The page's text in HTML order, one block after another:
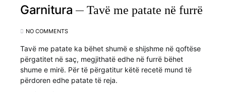
Garnitura Tavë me patate në furrë
NO COMMENTS
Tavë me patate ka bëhet shumë e shijshme në qoftëse
përgatitet në saç, megjithatë edhe në furrë bëhet
shume e mirë. Për të përgatitur këtë recetë mund të
përdoren edhe patate të reja.